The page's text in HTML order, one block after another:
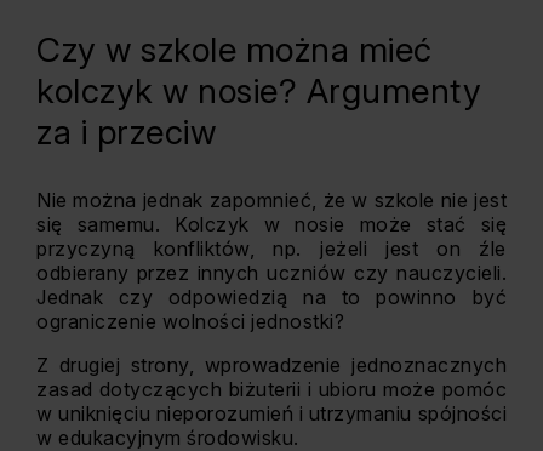
Czy w szkole można mieć
kolczyk w nosie? Argumenty
za i przeciw
Nie można jednak zapomnieć, że w szkole nie jest
się samemu. Kolczyk w nosie może stać się
przyczyną konfliktów, np. jeżeli jest on źle
odbierany przez innych uczniów czy nauczycieli.
Jednak czy odpowiedzią na to powinno być
ograniczenie wolności jednostki?
Z drugiej strony, wprowadzenie jednoznacznych
zasad dotyczących biżuterii i ubioru może pomóc
w uniknięciu nieporozumień i utrzymaniu spójności
w edukacyjnym środowisku.